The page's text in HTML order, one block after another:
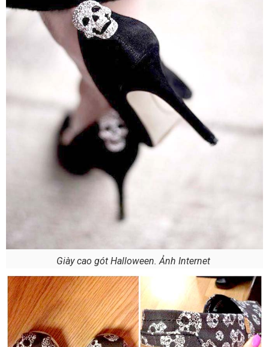
Giày cao gót Halloween. Ảnh Internet